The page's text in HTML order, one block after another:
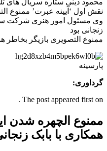
نقش اول ‘آیینه عبرت’ ممنوع
وی مسئول امور هنری شرکت
زنجانی بود
ممنوع التصویری بازیگر بخاطر
پارسینه
گرداوری:
The post appeared first on .
ممنوع الچهره شدن
همکاری با بابک